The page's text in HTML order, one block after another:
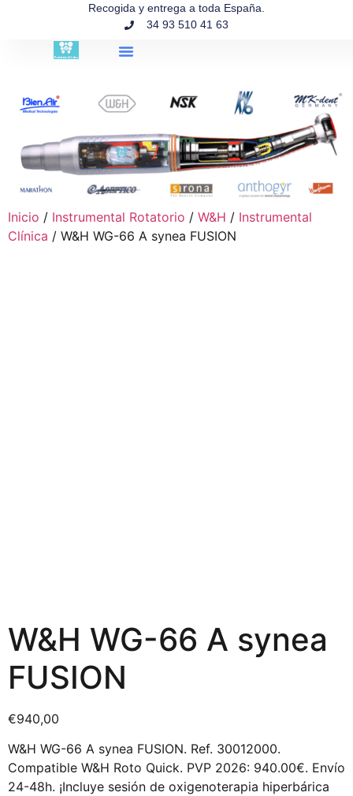
Recogida y entrega a toda España.
34 93 510 41 63
Inicio / Instrumental Rotatorio / W&H / Instrumental
Clínica / W&H WG-66 A synea FUSION
W&H WG-66 A synea
FUSION
€940,00
W&H WG-66 A synea FUSION. Ref. 30012000.
Compatible W&H Roto Quick. PVP 2026: 940.00€. Envío
24-48h. ¡Incluye sesión de oxigenoterapia hiperbárica